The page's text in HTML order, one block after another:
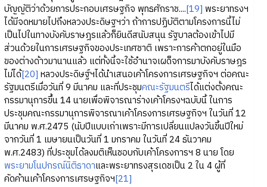
บัญญัติว่าด้วยการประกอบเศรษฐกิจ พุทธศักราช....[19] พระยาทรงฯ
ได้มีจดหมายไปถึงหลวงประดิษฐฯว่า ถ้าการปฏิบัติตามโครงการนี้ไม่
เป็นไปในทางบังคับราษฎรแล้วก็ยินดีสนับสนุน รัฐบาลต้องเข้าไปมี
ส่วนด้วยในการเศรษฐกิจของประเทศชาติ เพราะการค้าตกอยู่ในมือ
ของต่างด้าวมานานแล้ว แต่ทั้งนี้จะใช้อำนาจเผด็จการมาบังคับราษฎร
ไม่ได้[20] หลวงประดิษฐ์ฯได้นำเสนอเค้าโครงการเศรษฐกิจฯ ต่อคณะ
รัฐมนตรีเมื่อวันที่ 9 มีนาคม และที่ประชุมคณะรัฐมนตรีได้แต่งตั้งคณะ
กรรมานุการขึ้น 14 นายเพื่อพิจารณาร่างเค้าโครงฯฉบับนี้ ในการ
ประชุมคณะกรรมานุการพิจารณาเค้าโครงการเศรษฐกิจฯ ในวันที่ 12
มีนาคม พ.ศ.2475 (นับปีแบบเก่าเพราะมีการเปลี่ยนแปลงวันขี้นปีใหม่
จากวันที่ 1 เมษายนเป็นวันที่ 1 มกราคม ในวันที่ 24 ธันวาคม
พ.ศ.2483) ที่ประชุมได้ลงมติเห็นชอบกับเค้าโครงการฯ 8 นาย โดย
พระยามโนปกรณ์นิติธาดาและพระยาทรงสุรเดชเป็น 2 ใน 4 ผู้ที่
คัดค้านเค้าโครงการเศรษฐกิจฯ[21]